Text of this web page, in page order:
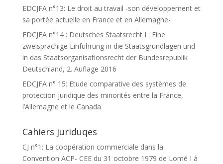
EDCJFA n°13: Le droit au travail -son développement et
sa portée actuelle en France et en Allemagne-
EDCJFA n°14 : Deutsches Staatsrecht I : Eine
zweisprachige Einführung in die Staatsgrundlagen und
in das Staatsorganisationsrecht der Bundesrepublik
Deutschland, 2. Auflage 2016
EDCJFA n° 15: Etude comparative des systèmes de
protection juridique des minorités entre la France,
l’Allemagne et le Canada
Cahiers juriduqes
CJ n°1: La coopération commerciale dans la
Convention ACP- CEE du 31 octobre 1979 de Lomé I à